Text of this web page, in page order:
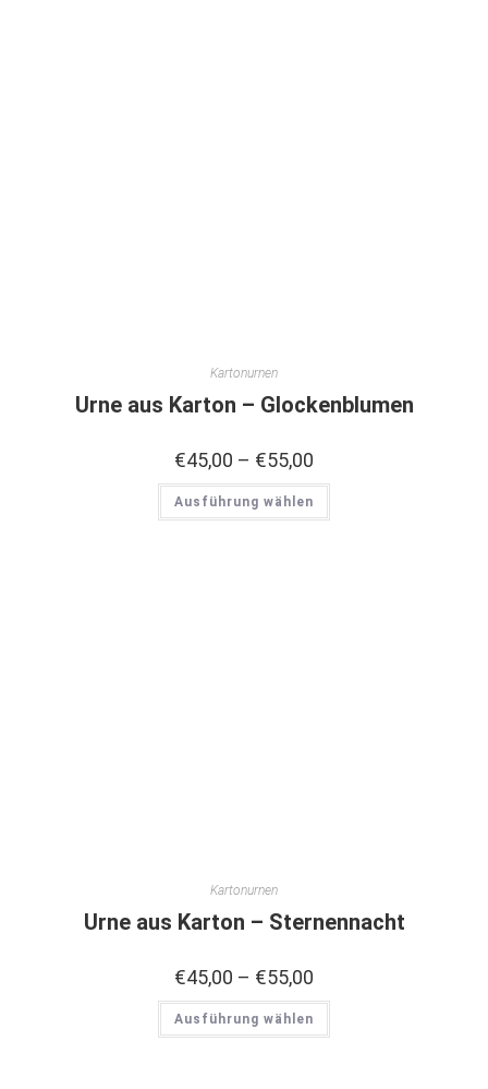
Kartonurnen
Urne aus Karton – Glockenblumen
€45,00 – €55,00
Ausführung wählen
Kartonurnen
Urne aus Karton – Sternennacht
€45,00 – €55,00
Ausführung wählen